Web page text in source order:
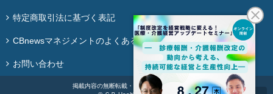
特定商取引法に基づく表記
CBnewsマネジメントのよくある質問
お問い合わせ
掲載内容の無断転載・再配布は固く禁じます。